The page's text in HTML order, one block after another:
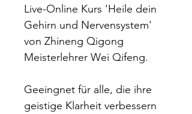
Live-Online Kurs 'Heile dein
Gehirn und Nervensystem'
von Zhineng Qigong
Meisterlehrer Wei Qifeng.
Geeingnet für alle, die ihre
geistige Klarheit verbessern